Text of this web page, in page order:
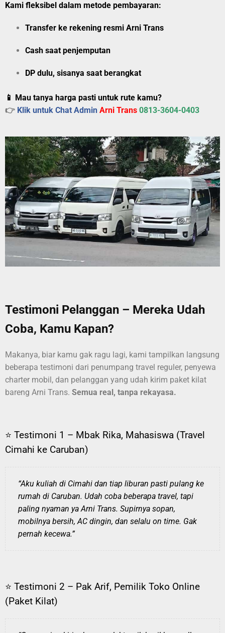
Kami fleksibel dalam metode pembayaran:
Transfer ke rekening resmi Arni Trans
Cash saat penjemputan
DP dulu, sisanya saat berangkat
📱 Mau tanya harga pasti untuk rute kamu?
👉 Klik untuk Chat Admin Arni Trans 0813-3604-0403
Testimoni Pelanggan – Mereka Udah
Coba, Kamu Kapan?
Makanya, biar kamu gak ragu lagi, kami tampilkan langsung
beberapa testimoni dari penumpang travel reguler, penyewa
charter mobil, dan pelanggan yang udah kirim paket kilat
bareng Arni Trans. Semua real, tanpa rekayasa.
⭐ Testimoni 1 – Mbak Rika, Mahasiswa (Travel
Cimahi ke Caruban)
“Aku kuliah di Cimahi dan tiap liburan pasti pulang ke
rumah di Caruban. Udah coba beberapa travel, tapi
paling nyaman ya Arni Trans. Supirnya sopan,
mobilnya bersih, AC dingin, dan selalu on time. Gak
pernah kecewa.”
⭐ Testimoni 2 – Pak Arif, Pemilik Toko Online
(Paket Kilat)